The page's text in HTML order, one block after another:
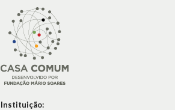
Instituição: